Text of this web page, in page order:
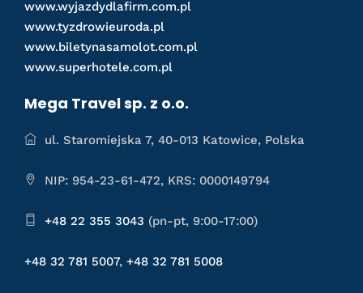
www.wyjazdydlafirm.com.pl
www.tyzdrowieuroda.pl
www.biletynasamolot.com.pl
www.superhotele.com.pl
Mega Travel sp. z o.o.
ul. Staromiejska 7, 40-013 Katowice, Polska
NIP: 954-23-61-472, KRS: 0000149794
+48 22 355 3043 (pn-pt, 9:00-17:00)
+48 32 781 5007, +48 32 781 5008